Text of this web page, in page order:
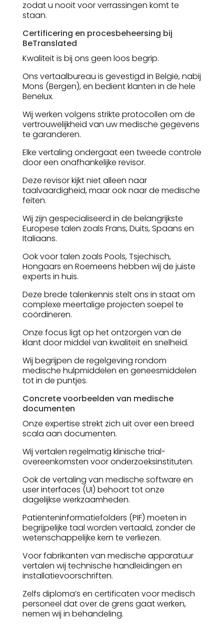
zodat u nooit voor verrassingen komt te
staan.
Certificering en procesbeheersing bij
BeTranslated
Kwaliteit is bij ons geen loos begrip.
Ons vertaalbureau is gevestigd in België, nabij
Mons (Bergen), en bedient klanten in de hele
Benelux.
Wij werken volgens strikte protocollen om de
vertrouwelijkheid van uw medische gegevens
te garanderen.
Elke vertaling ondergaat een tweede controle
door een onafhankelijke revisor.
Deze revisor kijkt niet alleen naar
taalvaardigheid, maar ook naar de medische
feiten.
Wij zijn gespecialiseerd in de belangrijkste
Europese talen zoals Frans, Duits, Spaans en
Italiaans.
Ook voor talen zoals Pools, Tsjechisch,
Hongaars en Roemeens hebben wij de juiste
experts in huis.
Deze brede talenkennis stelt ons in staat om
complexe meertalige projecten soepel te
coördineren.
Onze focus ligt op het ontzorgen van de
klant door middel van kwaliteit en snelheid.
Wij begrijpen de regelgeving rondom
medische hulpmiddelen en geneesmiddelen
tot in de puntjes.
Concrete voorbeelden van medische
documenten
Onze expertise strekt zich uit over een breed
scala aan documenten.
Wij vertalen regelmatig klinische trial-
overeenkomsten voor onderzoeksinstituten.
Ook de vertaling van medische software en
user interfaces (UI) behoort tot onze
dagelijkse werkzaamheden.
Patiënteninformatiefolders (PIF) moeten in
begrijpelijke taal worden vertaald, zonder de
wetenschappelijke kern te verliezen.
Voor fabrikanten van medische apparatuur
vertalen wij technische handleidingen en
installatievoorschriften.
Zelfs diploma’s en certificaten voor medisch
personeel dat over de grens gaat werken,
nemen wij in behandeling.